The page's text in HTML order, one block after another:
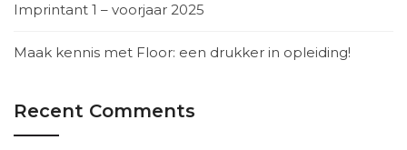
Imprintant 1 – voorjaar 2025
Maak kennis met Floor: een drukker in opleiding!
Recent Comments